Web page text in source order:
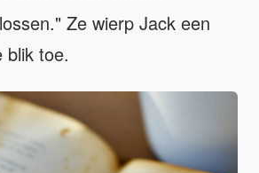
Ze wierp Jack een
blik toe.